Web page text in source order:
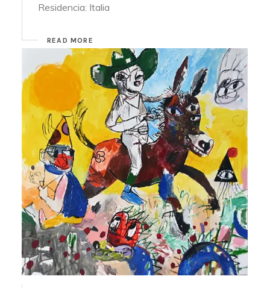
Residencia: Italia
READ MORE